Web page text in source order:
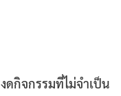
ดกิจกรรมที่ไม่จำเป็น